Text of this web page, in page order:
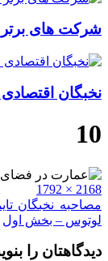
شرکت های برتر
نخبگان
10
Full
size
2168 × 1792
راهبری
نوشته
مصاحبه نخبگان
لوتوس – بخش اول
دیدگاهتان را